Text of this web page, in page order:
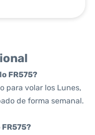
FR575?
para volar los Lunes,
de forma semanal.